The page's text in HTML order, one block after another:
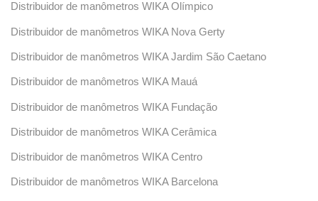
Distribuidor de manômetros WIKA Olímpico
Distribuidor de manômetros WIKA Nova Gerty
Distribuidor de manômetros WIKA Jardim São Caetano
Distribuidor de manômetros WIKA Mauá
Distribuidor de manômetros WIKA Fundação
Distribuidor de manômetros WIKA Cerâmica
Distribuidor de manômetros WIKA Centro
Distribuidor de manômetros WIKA Barcelona